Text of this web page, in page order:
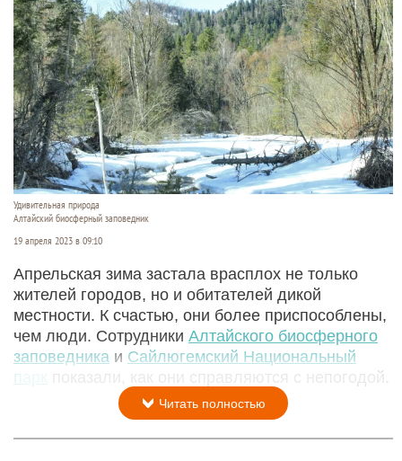
Удивительная природа
Алтайский биосферный заповедник
19 апреля 2023 в 09:10
Апрельская зима застала врасплох не только
жителей городов, но и обитателей дикой
местности. К счастью, они более приспособлены,
чем люди. Сотрудники Алтайского биосферного
заповедника и Сайлюгемский Национальный
парк
показали, как они справляются с непогодой.
Читать полностью